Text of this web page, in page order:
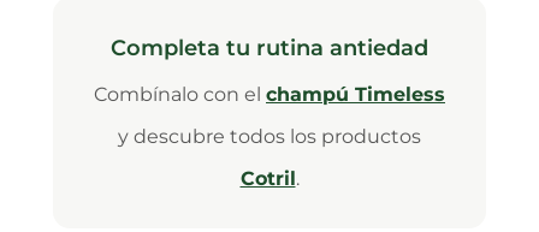
Completa tu rutina antiedad
Combínalo con el champú Timeless
y descubre todos los productos
Cotril.